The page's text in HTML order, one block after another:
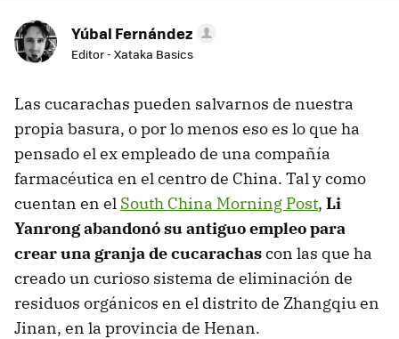
Yúbal Fernández
Editor - Xataka Basics
Las cucarachas pueden salvarnos de nuestra
propia basura, o por lo menos eso es lo que ha
pensado el ex empleado de una compañía
farmacéutica en el centro de China. Tal y como
cuentan en el South China Morning Post, Li
Yanrong abandonó su antiguo empleo para
crear una granja de cucarachascon las que ha
creado un curioso sistema de eliminación de
residuos orgánicos en el distrito de Zhangqiu en
Jinan, en la provincia de Henan.